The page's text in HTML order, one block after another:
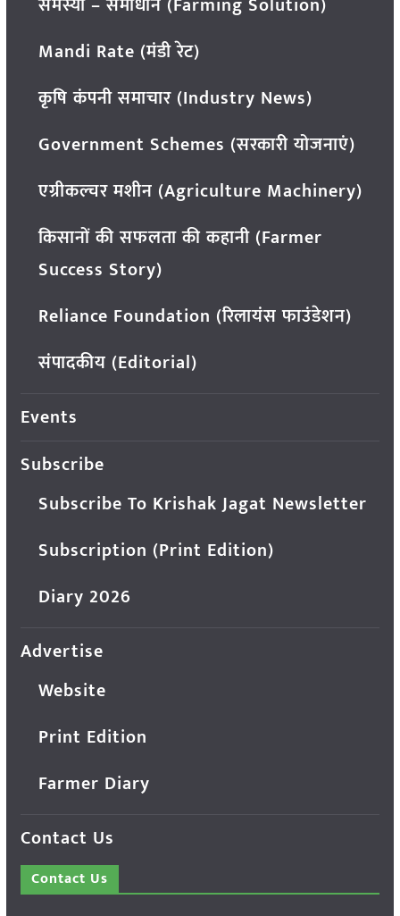
Mandi Rate (मंडी रेट)
कृषि कंपनी समाचार (Industry News)
Government Schemes (सरकारी योजनाएं)
एग्रीकल्चर मशीन (Agriculture Machinery)
किसानों की सफलता की कहानी (Farmer
Success Story)
Reliance Foundation (रिलायंस फाउंडेशन)
संपादकीय (Editorial)
Events
Subscribe
Subscribe To Krishak Jagat Newsletter
Subscription (Print Edition)
Diary 2026
Advertise
Website
Print Edition
Farmer Diary
Contact Us
Contact Us